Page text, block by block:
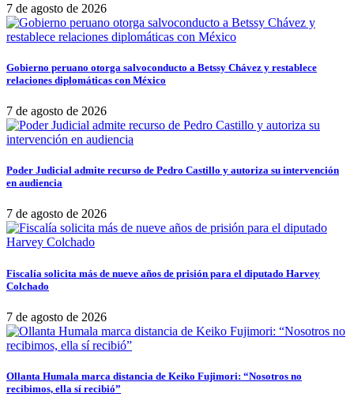
7 de agosto de 2026
Gobierno peruano otorga salvoconducto a Betssy Chávez y restablece
relaciones diplomáticas con México
7 de agosto de 2026
Poder Judicial admite recurso de Pedro Castillo y autoriza su intervención
en audiencia
7 de agosto de 2026
Fiscalía solicita más de nueve años de prisión para el diputado Harvey
Colchado
7 de agosto de 2026
Ollanta Humala marca distancia de Keiko Fujimori: “Nosotros no
recibimos, ella sí recibió”